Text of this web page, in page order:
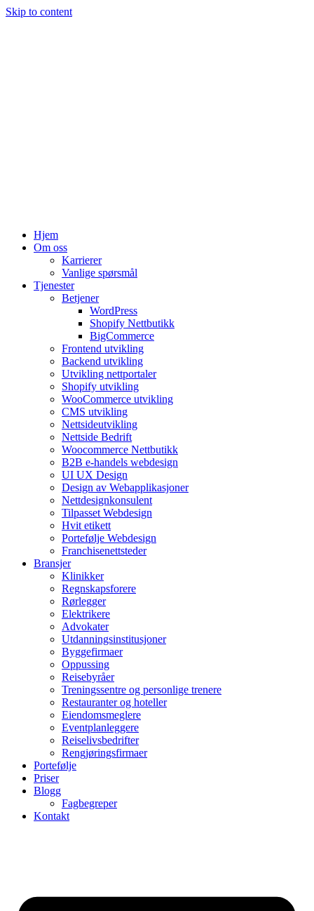
Skip to content
Hjem
Om oss
Karrierer
Vanlige spørsmål
Tjenester
Betjener
WordPress
Shopify Nettbutikk
BigCommerce
Frontend utvikling
Backend utvikling
Utvikling nettportaler
Shopify utvikling
WooCommerce utvikling
CMS utvikling
Nettsideutvikling
Nettside Bedrift
Woocommerce Nettbutikk
B2B e-handels webdesign
UI UX Design
Design av Webapplikasjoner
Nettdesignkonsulent
Tilpasset Webdesign
Hvit etikett
Portefølje Webdesign
Franchisenettsteder
Bransjer
Klinikker
Regnskapsforere
Rørlegger
Elektrikere
Advokater
Utdanningsinstitusjoner
Byggefirmaer
Oppussing
Reisebyråer
Treningssentre og personlige trenere
Restauranter og hoteller
Eiendomsmeglere
Eventplanleggere
Reiselivsbedrifter
Rengjøringsfirmaer
Portefølje
Priser
Blogg
Fagbegreper
Kontakt